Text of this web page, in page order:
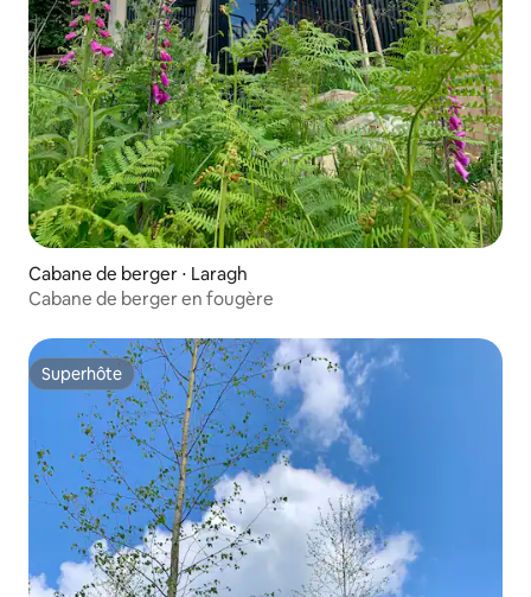
Cabane de berger ⋅ Laragh
Cabane de berger en fougère
Superhôte
Superhôte